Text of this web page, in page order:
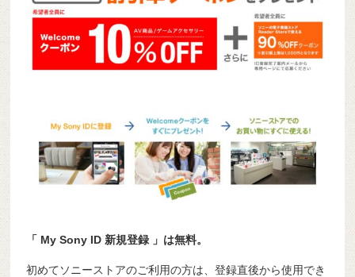
「 My Sony ID 新規登録 」は無料。
初めてソニーストアのご利用の方は、登録直後から使用でき